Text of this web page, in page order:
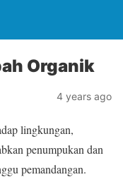
Organik
4 years ago
lingkungan,
penumpukan dan
pemandangan.